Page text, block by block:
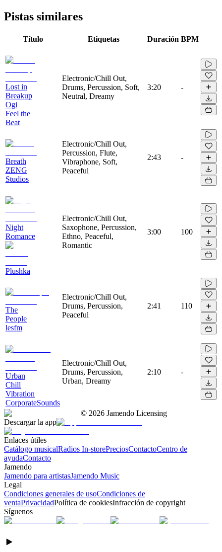
Pistas similares
Título Etiquetas Duración BPM
Lost in
Breakup
Ogi
Feel the
Beat
Electronic/Chill Out,
Drums, Percussion, Soft,
Neutral, Dreamy
3:20 -
Breath
ZENG
Studios
Electronic/Chill Out,
Percussion, Flute,
Vibraphone, Soft,
Peaceful
2:43 -
Night
Romance
Plushka
Electronic/Chill Out,
Saxophone, Percussion,
Ethno, Peaceful,
Romantic
3:00 100
The
People
lesfm
Electronic/Chill Out,
Drums, Percussion,
Peaceful
2:41 110
Urban
Chill
Vibration
CorporateSounds
Electronic/Chill Out,
Drums, Percussion,
Urban, Dreamy
2:10 -
© 2026 Jamendo Licensing
Descargar la app
Enlaces útiles
Catálogo musicalRadios In-storePreciosContactoCentro de
ayudaContacto
Jamendo
Jamendo para artistasJamendo Music
Legal
Condiciones generales de usoCondiciones de
ventaPrivacidadPolítica de cookiesInfracción de copyright
Síguenos